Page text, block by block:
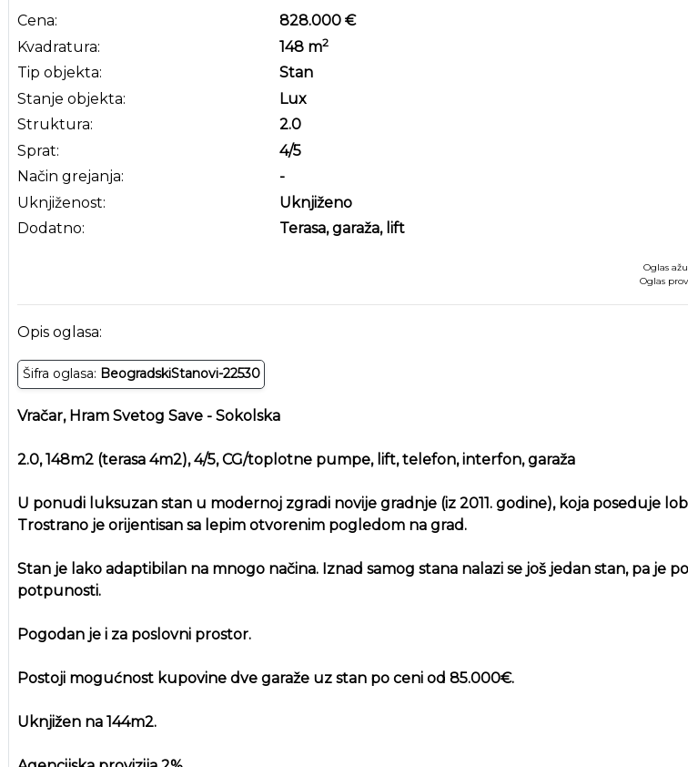
Cena:
Kvadratura:
Tip objekta:
Stanje objekta:
Struktura:
Sprat:
Način grejanja:
Uknjiženost:
Dodatno:
828.000 €
148m2
Stan
Lux
2.0
4/5
-
Uknjiženo
Terasa, garaža, lift
Oglas
Oglas
Opis oglasa:
Šifra oglasa: BeogradskiStanovi-22530
Vračar, Hram Svetog Save - Sokolska
2.0, 148m2 (terasa 4m2), 4/5, CG/toplotne pumpe, lift, telefon, interfon, garaža
U ponudi luksuzan stan u modernoj zgradi novije gradnje (iz 2011. godine), koja poseduje
Trostrano je orijentisan sa lepim otvorenim pogledom na grad.
Stan je lako adaptibilan na mnogo načina. Iznad samog stana nalazi se još jedan stan, pa je
potpunosti.
Pogodan je i za poslovni prostor.
Postoji mogućnost kupovine dve garaže uz stan po ceni od 85.000€.
Uknjižen na 144m2.